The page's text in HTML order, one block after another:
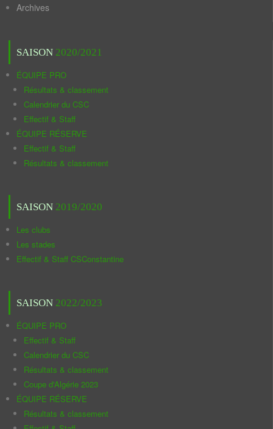
Archives
SAISON 2020/2021
ÉQUIPE PRO
Résultats & classement
Calendrier du CSC
Effectif & Staff
ÉQUIPE RÉSERVE
Effectif & Staff
Résultats & classement
SAISON 2019/2020
Les clubs
Les stades
Effectif & Staff CSConstantine
SAISON 2022/2023
ÉQUIPE PRO
Effectif & Staff
Calendrier du CSC
Résultats & classement
Coupe d'Algérie 2023
ÉQUIPE RÉSERVE
Résultats & classement